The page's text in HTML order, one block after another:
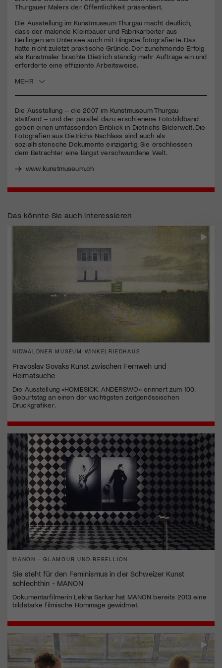
seconds
Thurgauer Malers der Öffentlichkeit präsentiert.
Die Ausstellung im Kunstmuseum Thurgau macht deutlich,
dass der malende Kleinbauer und Fabrikarbeiter aus
Berlingen am Untersee auch mit Hingabe fotografierte. Das
hatte nicht zuletzt praktische Gründe. Der zunehmende Erfolg
als Kunstmaler brachte Dietrich ständig mehr Aufträge ein und
erforderte eine effiziente Arbeitsweise.
MEHR
Die Ausstellung – die 2007 im Kunstmuseum Thurgau
stattfand – und der parallel dazu erschienene Fotobildband
geben einen umfassenden Einblick in Dietrichs Bilderwelt. Die
Fotografien aus Dietrichs Nachlass sind auch als
sozialhistorische Dokumente einzigartig. Sie erschliessen
dem Betrachter eine längst verschwundene Welt.
www.kunstmuseum.ch
Das könnte Sie auch interessieren
NIDWALDNER MUSEUM WINKELRIEDHAUS
Pravoslav Sovaks Kunst zwischen Fernweh und
Heimatsuche
Die Ausstellung «HOMESICK. ANDERSWO» erinnert zum 100.
Geburtstag an einen der wichtigsten zeitgenössischen
Druckgrafiker.
MANON - GLAMOUR UND REBELLION
Sie steht für den Feminismus in der Schweizer Kunst
schlechthin - MANON
Dokumentarfilmerin Lekha Sarkar hat MANON bereits 2013 eine
bildstarke filmische Hommage gewidmet.
Jetzt Mitglied werden